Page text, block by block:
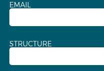
EMAIL
STRUCTURE